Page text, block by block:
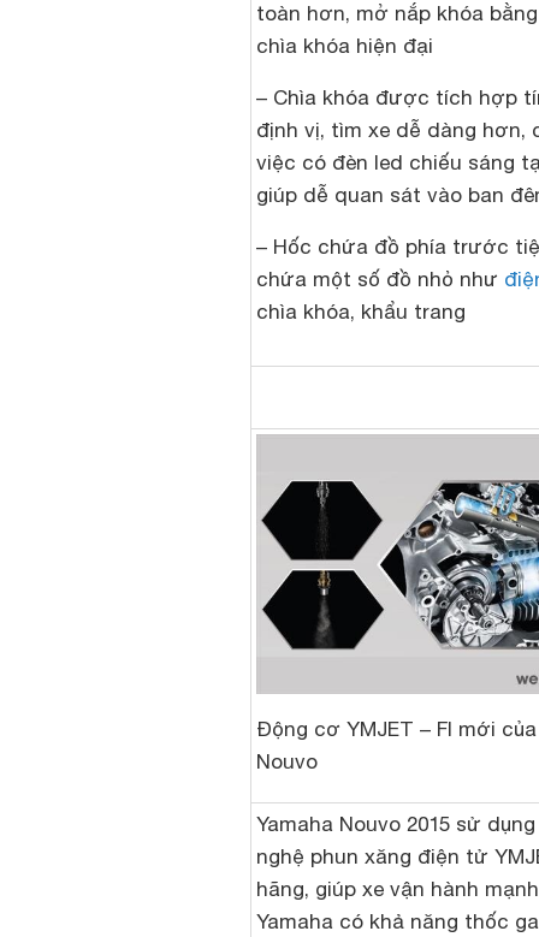
toàn hơn, mở nắp khóa
chìa khóa hiện đại
– Chìa khóa được tích hợp
định vị, tìm xe dễ dàng hơn,
việc có đèn led chiếu sáng
giúp dễ quan sát vào ban
– Hốc chứa đồ phía trước
chứa một số đồ nhỏ như
chìa khóa, khẩu trang
Động cơ YMJET – FI mới
Nouvo
Yamaha Nouvo 2015 sử
nghệ phun xăng điện tử
hãng, giúp xe vận hành
Yamaha có khả năng thốc